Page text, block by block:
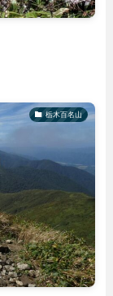
栃木百名山